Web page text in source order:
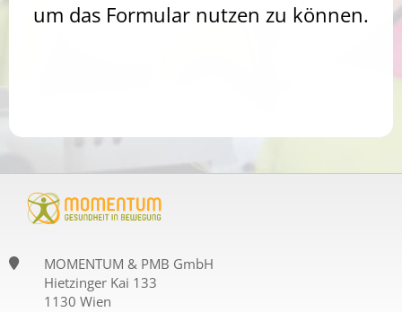
um das Formular nutzen zu können.
MOMENTUM & PMB GmbH
Hietzinger Kai 133
1130 Wien